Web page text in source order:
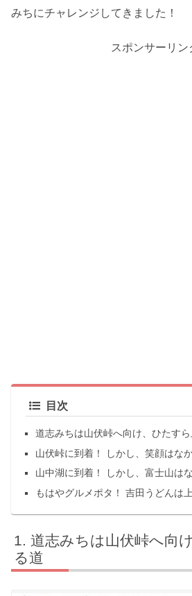
みちにチャレンジしてきました！
スポンサーリン
目次
道志みちは山伏峠へ向け、ひたす
山伏峠に到着！ しかし、笑顔はな
山中湖に到着！ しかし、富士山は
もはやグルメポタ！ 吉田うどんは
道志みちは山伏峠へ向
る道